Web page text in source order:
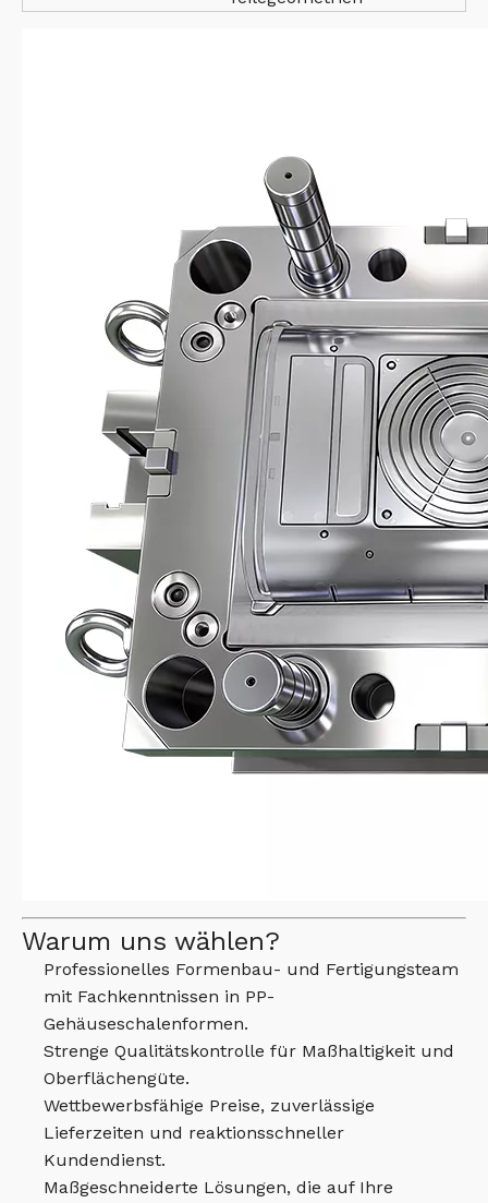
Warum uns wählen?
Professionelles Formenbau- und Fertigungsteam
mit Fachkenntnissen in PP-
Gehäuseschalenformen.
Strenge Qualitätskontrolle für Maßhaltigkeit und
Oberflächengüte.
Wettbewerbsfähige Preise, zuverlässige
Lieferzeiten und reaktionsschneller
Kundendienst.
Maßgeschneiderte Lösungen, die auf Ihre